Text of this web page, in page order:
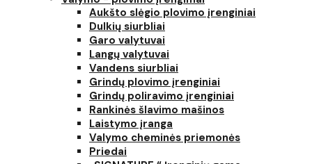
Aukšto slėgio plovimo įrenginiai
Dulkių siurbliai
Garo valytuvai
Langų valytuvai
Vandens siurbliai
Grindų plovimo įrenginiai
Grindų poliravimo įrenginiai
Rankinės šlavimo mašinos
Laistymo įranga
Valymo cheminės priemonės
Priedai